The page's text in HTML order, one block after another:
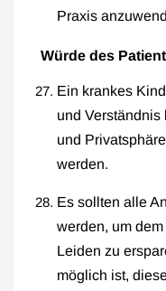
Praxis
Würde des
Ein krankes
und
und
werden.
Es sollten alle
werden, um
Leiden zu
möglich ist,